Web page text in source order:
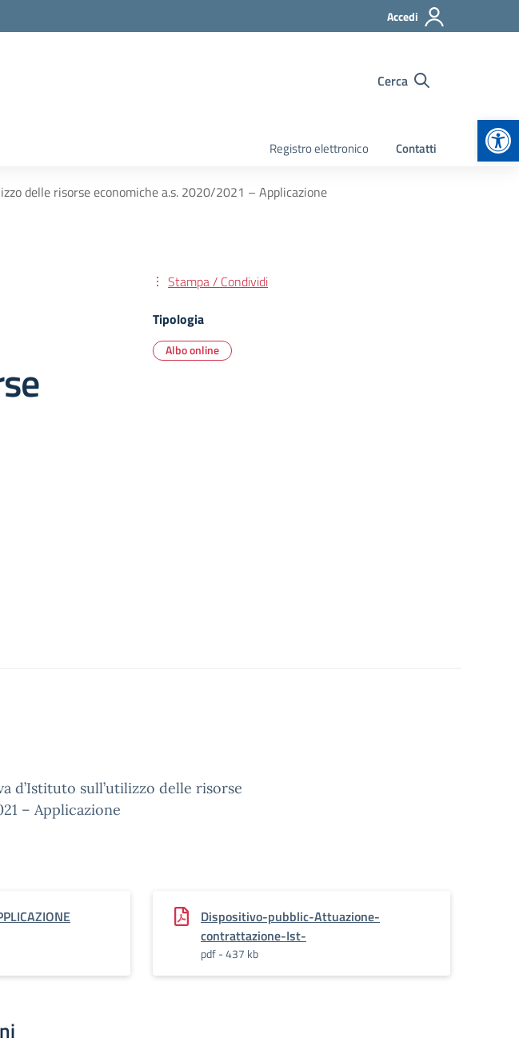
Accedi
Cerca
Registro elettronico Contatti
delle risorse economiche a.s. 2020/2021 – Applicazione
Stampa / Condividi
Tipologia
Albo online
d’Istituto sull’utilizzo delle risorse
– Applicazione
Dispositivo-pubblic-Attuazione-
contrattazione-Ist-
pdf - 437 kb